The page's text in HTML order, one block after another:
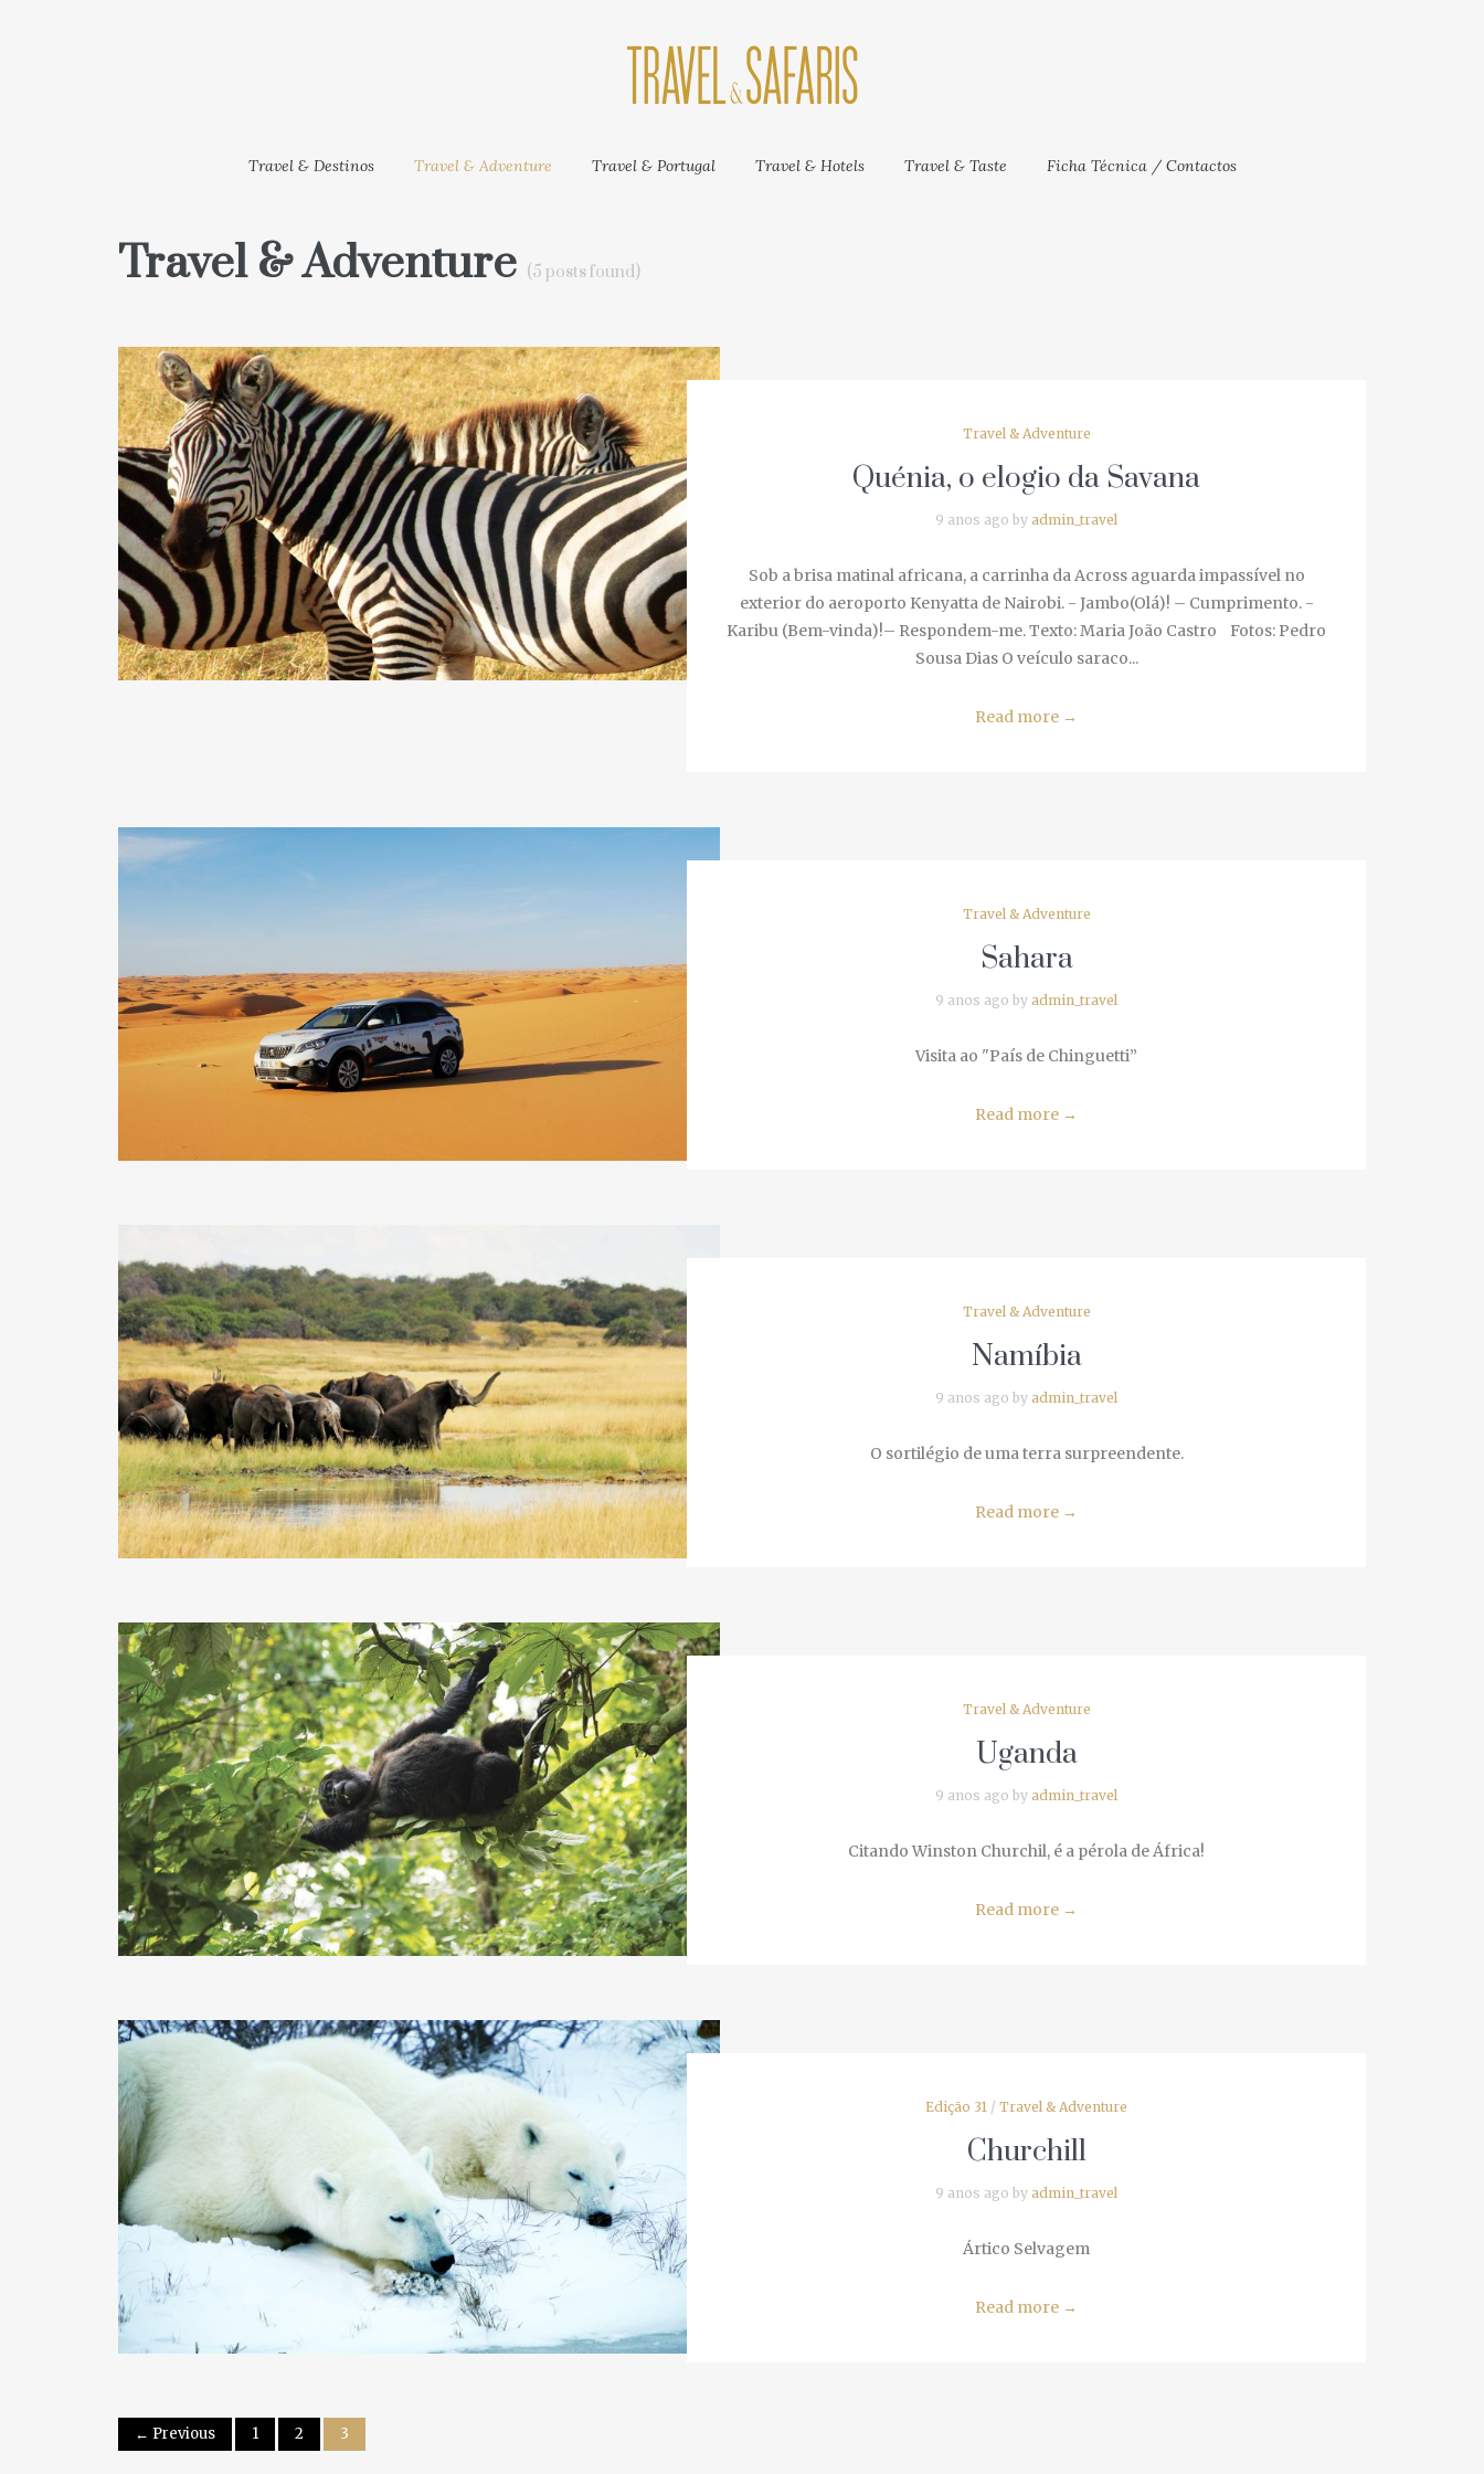
Travel & Destinos Travel & Adventure Travel & Portugal Travel & Hotels Travel & Taste Ficha Técnica / Contactos
Travel & Adventure (5 posts found)
Travel & Adventure
Quénia, o elogio da Savana
9 anos ago byadmin_travel
Sob a brisa matinal africana, a carrinha da Across aguarda impassível no
exterior do aeroporto Kenyatta de Nairobi. - Jambo(Olá)! – Cumprimento. -
Karibu (Bem-vinda)!– Respondem-me. Texto: Maria João Castro Fotos: Pedro
Sousa Dias O veículo saraco...
Read more→
Travel & Adventure
Sahara
9 anos ago byadmin_travel
Visita ao "País de Chinguetti”
Read more→
Travel & Adventure
Namíbia
9 anos ago byadmin_travel
O sortilégio de uma terra surpreendente.
Read more→
Travel & Adventure
Uganda
9 anos ago byadmin_travel
Citando Winston Churchil, é a pérola de África!
Read more→
Edição 31/ Travel & Adventure
Churchill
9 anos ago byadmin_travel
Ártico Selvagem
Read more→
← Previous 2